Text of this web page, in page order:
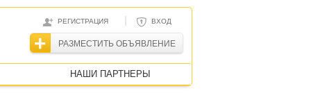
РЕГИСТРАЦИЯ | ВХОД
РАЗМЕСТИТЬ ОБЪЯВЛЕНИЕ
НАШИ ПАРТНЕРЫ